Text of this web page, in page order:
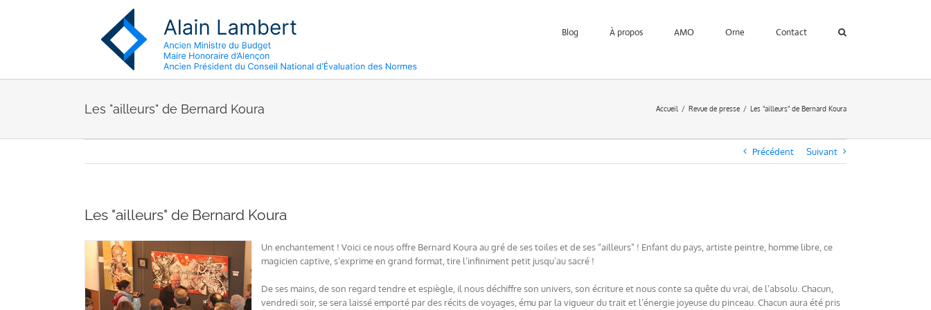
Blog À propos AMO Orne Contact
Les "ailleurs" de Bernard Koura Accueil Revue de presse Les "ailleurs" de Bernard Koura
Précédent Suivant
Les "ailleurs" de Bernard Koura
Un enchantement ! Voici ce nous offre Bernard Koura au gré de ses toiles et de ses “ailleurs” ! Enfant du pays, artiste peintre, homme libre, ce
magicien captive, s’exprime en grand format, tire l’infiniment petit jusqu’au sacré !
De ses mains, de son regard tendre et espiègle, il nous déchiffre son univers, son écriture et nous conte sa quête du vrai, de l’absolu. Chacun,
vendredi soir, se sera laissé emporté par des récits de voyages, ému par la vigueur du trait et l’énergie joyeuse du pinceau. Chacun aura été pris